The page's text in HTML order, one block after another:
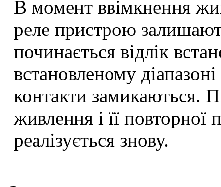
В момент ввімкнення
реле пристрою
починається відлік
встановленому
контакти замикаються.
живлення і її
реалізується знову.